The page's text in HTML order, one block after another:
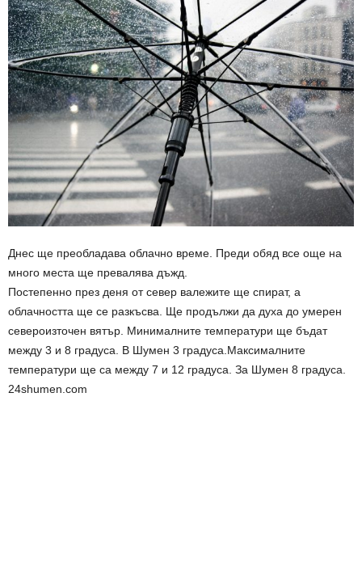
Днес ще преобладава облачно време. Преди обяд все още на
много места ще превалява дъжд.
Постепенно през деня от север валежите ще спират, а
облачността ще сe разкъсва. Ще продължи да духа до умерен
североизточен вятър. Минималните температури ще бъдат
между 3 и 8 градуса. В Шумен 3 градуса.Максималните
температури ще са между 7 и 12 градуса. За Шумен 8 градуса.
24shumen.com